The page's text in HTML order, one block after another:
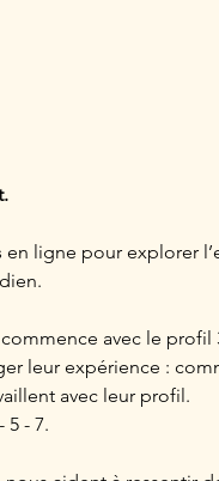
ligne pour explorer
avec le profil
leur expérience :
avec leur profil.
5 - 7.